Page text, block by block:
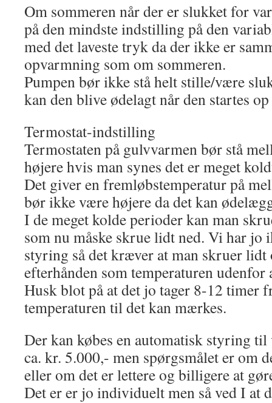
Om sommeren når der er slukket for
på den mindste indstilling på den
med det laveste tryk da der ikke er
opvarmning som om sommeren.
Pumpen bør ikke stå helt stille/være
kan den blive ødelagt når den startes
Termostat-indstilling
Termostaten på gulvvarmen bør stå
højere hvis man synes det er meget
Det giver en fremløbstemperatur på
bør ikke være højere da det kan
I de meget kolde perioder kan man
som nu måske skrue lidt ned. Vi har jo
styring så det kræver at man skruer
efterhånden som temperaturen
Husk blot på at det jo tager 8-12 timer
temperaturen til det kan mærkes.
Der kan købes en automatisk styring
ca. kr. 5.000,- men spørgsmålet er om
eller om det er lettere og billigere at
Det er er jo individuelt men så ved I at